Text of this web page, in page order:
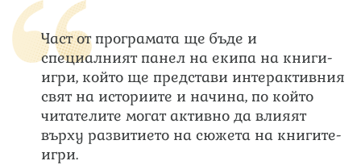
Част от програмата ще бъде и
специалният панел на екипа на книги-
игри, който ще представи интерактивния
свят на историите и начина, по който
читателите могат активно да влияят
върху развитието на сюжета на книгите-
игри.